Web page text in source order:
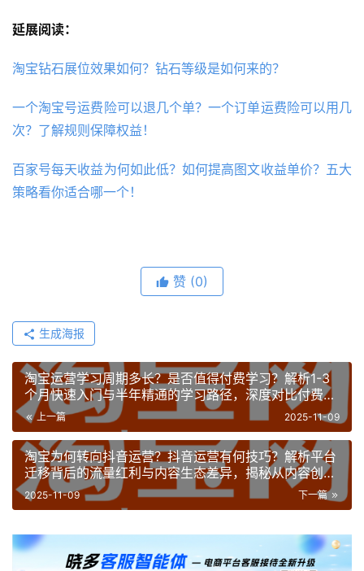
延展阅读：
淘宝钻石展位效果如何？钻石等级是如何来的？
一个淘宝号运费险可以退几个单？一个订单运费险可以用几
次？了解规则保障权益！
百家号每天收益为何如此低？如何提高图文收益单价？五大
策略看你适合哪一个！
赞 (0)
生成海报
淘宝运营学习周期多长？是否值得付费学习？解析1-3
个月快速入门与半年精通的学习路径，深度对比付费课
程与免费资源的性价比！
上一篇 2025-11-09
淘宝为何转向抖音运营？抖音运营有何技巧？解析平台
迁移背后的流量红利与内容生态差异，揭秘从内容创作
到直播转化的全链路运营方法！
下一篇
2025-11-09